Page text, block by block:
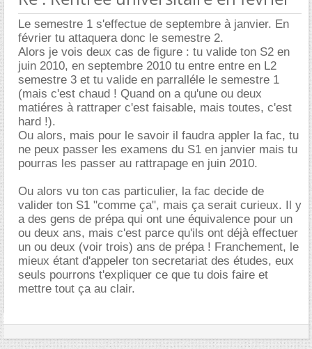
Le semestre 1 s'effectue de septembre à janvier. En
février tu attaquera donc le semestre 2.
Alors je vois deux cas de figure : tu valide ton S2 en
juin 2010, en septembre 2010 tu entre entre en L2
semestre 3 et tu valide en parralléle le semestre 1
(mais c'est chaud ! Quand on a qu'une ou deux
matiéres à rattraper c'est faisable, mais toutes, c'est
hard !).
Ou alors, mais pour le savoir il faudra appler la fac, tu
ne peux passer les examens du S1 en janvier mais tu
pourras les passer au rattrapage en juin 2010.
Ou alors vu ton cas particulier, la fac decide de
valider ton S1 "comme ça", mais ça serait curieux. Il y
a des gens de prépa qui ont une équivalence pour un
ou deux ans, mais c'est parce qu'ils ont déjà effectuer
un ou deux (voir trois) ans de prépa ! Franchement, le
mieux étant d'appeler ton secretariat des études, eux
seuls pourrons t'expliquer ce que tu dois faire et
mettre tout ça au clair.